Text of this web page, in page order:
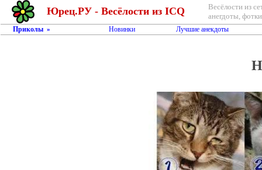
Юрец.РУ - Весёлости из ICQ
Весёлости из
анегдоты,
Приколы » Новинки Лучшие анекдоты